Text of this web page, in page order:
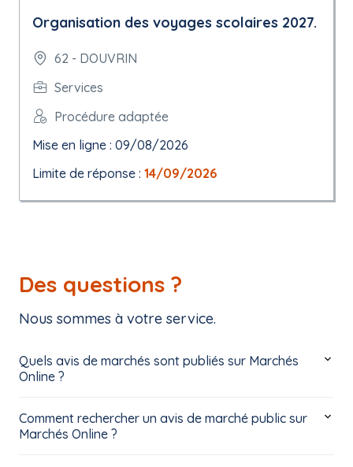
Organisation des voyages scolaires 2027.
62 - DOUVRIN
Services
Procédure adaptée
Mise en ligne : 09/08/2026
Limite de réponse : 14/09/2026
Des questions ?
Nous sommes à votre service.
Quels avis de marchés sont publiés sur Marchés
Online ?
Comment rechercher un avis de marché public sur
Marchés Online ?